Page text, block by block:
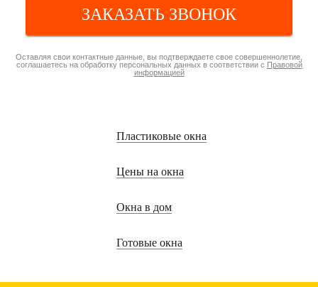
ЗАКАЗАТЬ ЗВОНОК
Оставляя свои контактные данные, вы подтверждаете свое совершеннолетие,
соглашаетесь на обработку персональных данных в соответствии с Правовой
информацией
Пластиковые окна
Цены на окна
Окна в дом
Готовые окна